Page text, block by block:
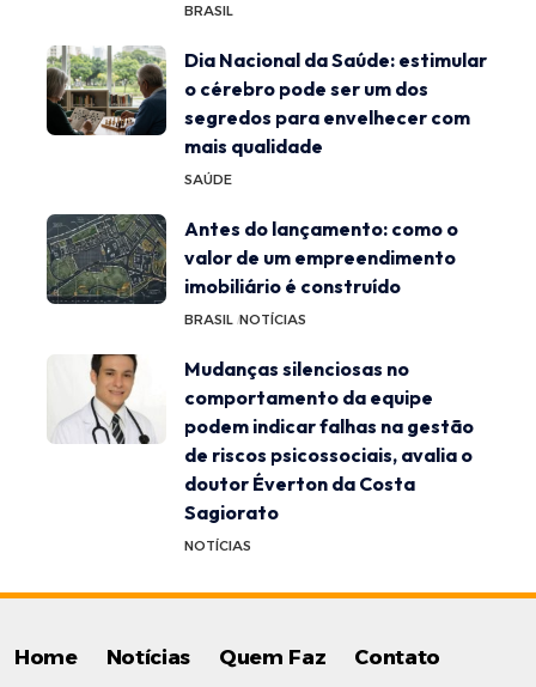
BRASIL
Dia Nacional da Saúde: estimular
o cérebro pode ser um dos
segredos para envelhecer com
mais qualidade
SAÚDE
Antes do lançamento: como o
valor de um empreendimento
imobiliário é construído
BRASIL NOTÍCIAS
Mudanças silenciosas no
comportamento da equipe
podem indicar falhas na gestão
de riscos psicossociais, avalia o
doutor Éverton da Costa
Sagiorato
NOTÍCIAS
Home Notícias Quem Faz Contato